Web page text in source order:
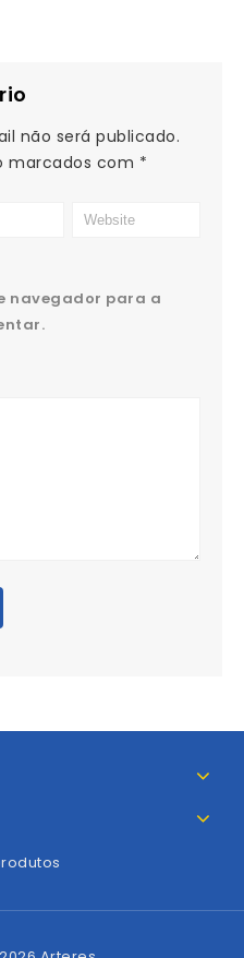
não será publicado.
marcados com *
navegador para a